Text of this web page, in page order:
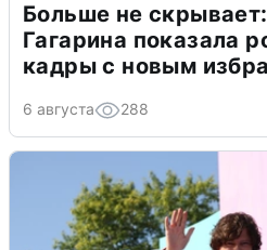
Больше не
Гагарина показала
кадры с новым
6 августа 288